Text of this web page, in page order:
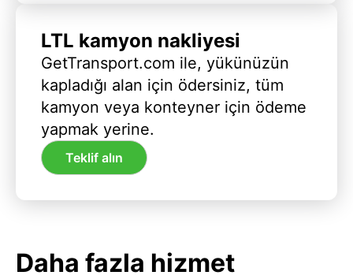
LTL kamyon nakliyesi
GetTransport.com ile, yükünüzün
kapladığı alan için ödersiniz, tüm
kamyon veya konteyner için ödeme
yapmak yerine.
Teklif alın
Daha fazla hizmet